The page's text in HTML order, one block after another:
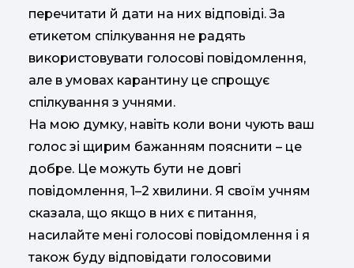
перечитати й дати на них відповіді. За
етикетом спілкування не радять
використовувати голосові повідомлення,
але в умовах карантину це спрощує
спілкування з учнями.
На мою думку, навіть коли вони чують ваш
голос зі щирим бажанням пояснити – це
добре. Це можуть бути не довгі
повідомлення, 1–2 хвилини. Я своїм учням
сказала, що якщо в них є питання,
насилайте мені голосові повідомлення і я
також буду відповідати голосовими